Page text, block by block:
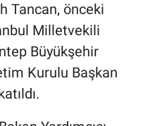
Tancan, önceki
Milletvekili
Büyükşehir
Kurulu Başkan